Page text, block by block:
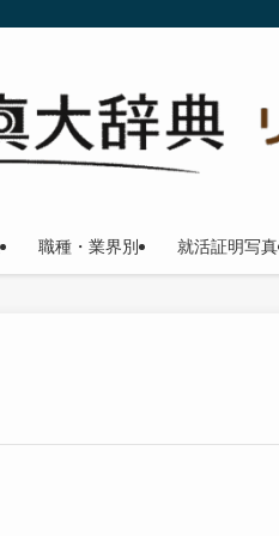
職種・業界別 就活証明写真